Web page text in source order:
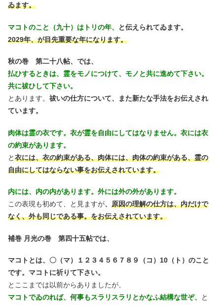
ゐます。
マコトのこと（九十）はトリの年、
と伝えられてゐます。
2029年、が目先重要な年になります。
秋の巻 第二十八帖、では、
払ひするときは、霊をモノにつけて、モノと共に進めて下さい。
共に祓ひして下さい。
とあります。 祓いの仕方について、また新たな手法をお伝えされ
ています。
肉体は霊の衣です。衣が霊を自由にしてはなりません。衣には衣
の約束があります。
と衣には、衣の約束がある、肉体には、肉体の約束がある、霊の
自由にしてはならない事をお伝えされています。
内には、内の内があります。外には外の外があります。
この表現も初めて、と見ますが、 原因の理解の仕方は、内だけで
なく、外も同じである事。をお伝えされています。
補巻 月光の巻 第四十五帖では、
マコトとは、〇（マ）１２３４５６７８９（コ）10（ト）のこと
です。マコトに祈りて下さい。
とここまでは以前からありましたが、
マコトでゐのれば、何事もスラリスラリとかなふ結構な世ぞ、
と